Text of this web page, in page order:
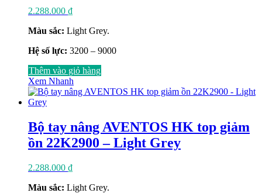
2.288.000 ₫
Màu sắc: Light Grey.
Hệ số lực: 3200 – 9000
Thêm vào giỏ hàng
Xem Nhanh
Bộ tay nâng AVENTOS HK top giảm
ồn 22K2900 – Light Grey
2.288.000 ₫
Màu sắc: Light Grey.